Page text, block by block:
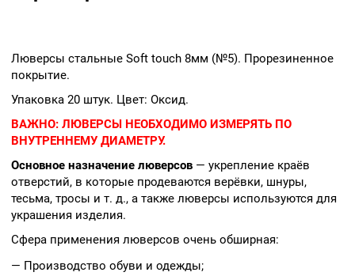
Люверсы стальные Soft touch 8мм (№5). Прорезиненное
покрытие.
Упаковка 20 штук. Цвет: Оксид.
ВАЖНО: ЛЮВЕРСЫ НЕОБХОДИМО ИЗМЕРЯТЬ ПО
ВНУТРЕННЕМУ ДИАМЕТРУ.
Основное назначение люверсов — укрепление краёв
отверстий, в которые продеваются верёвки, шнуры,
тесьма, тросы и т. д., а также люверсы используются для
украшения изделия.
Сфера применения люверсов очень обширная:
— Производство обуви и одежды;